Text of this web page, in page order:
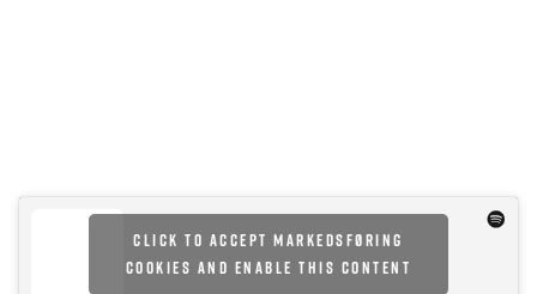
Click to accept markedsføring
cookies and enable this content